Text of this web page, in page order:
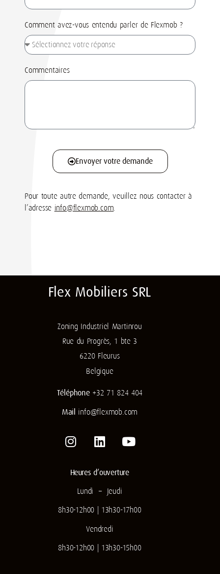
Comment avez-vous entendu parler de Flexmob ?
Commentaires
Envoyer votre demande
Pour toute autre demande, veuillez nous contacter à
l’adresse info@flexmob.com.
Flex Mobiliers SRL
Zoning Industriel Martinrou
Rue du Progrès, 1 bte 3
6220 Fleurus
Belgique
Téléphone +32 71 824 404
Mail info@flexmob.com
Heures d’ouverture
Lundi – Jeudi
8h30-12h00 | 13h30-17h00
Vendredi
8h30-12h00 | 13h30-15h00